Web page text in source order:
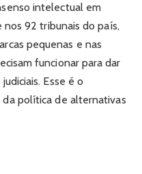
intelectual em
92 tribunais do país,
pequenas e nas
funcionar para dar
Esse é o
política de alternativas